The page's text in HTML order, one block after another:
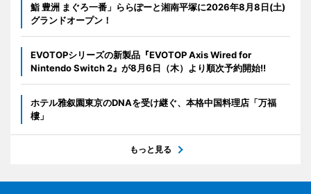
鮨 豊洲 まぐろ一番」ららぽーと湘南平塚に2026年8月8日(土)
グランドオープン！
EVOTOPシリーズの新製品『EVOTOP Axis Wired for
Nintendo Switch 2』が8月6日（木）より順次予約開始!!
ホテル雅叙園東京のDNAを受け継ぐ、本格中国料理店「万福
樓」
もっと見る